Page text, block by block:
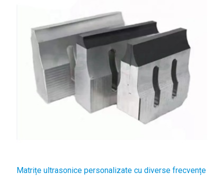
Matrițe ultrasonice personalizate cu diverse frecvențe